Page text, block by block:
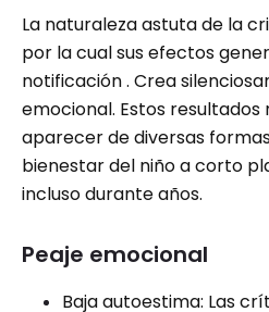
La naturaleza astuta de la
por la cual sus efectos
notificación . Crea
emocional. Estos
aparecer de diversas
bienestar del niño a corto
incluso durante años.
Peaje emocional
Baja autoestima: Las